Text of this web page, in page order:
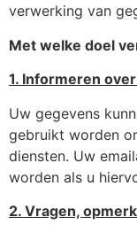
verwerking van
Met welke doel
1. Informeren
Uw gegevens
gebruikt worden
diensten. Uw
worden als u
2. Vragen,